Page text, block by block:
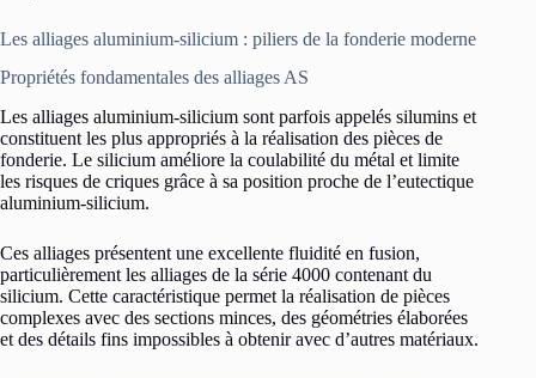
Les alliages aluminium-silicium : piliers de la fonderie moderne
Propriétés fondamentales des alliages AS
Les alliages aluminium-silicium sont parfois appelés silumins et
constituent les plus appropriés à la réalisation des pièces de
fonderie. Le silicium améliore la coulabilité du métal et limite
les risques de criques grâce à sa position proche de l’eutectique
aluminium-silicium.
Ces alliages présentent une excellente fluidité en fusion,
particulièrement les alliages de la série 4000 contenant du
silicium. Cette caractéristique permet la réalisation de pièces
complexes avec des sections minces, des géométries élaborées
et des détails fins impossibles à obtenir avec d’autres matériaux.